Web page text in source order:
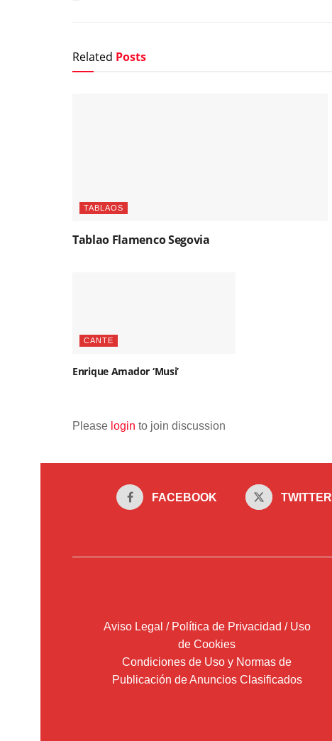
Related Posts
TABLAOS
Tablao Flamenco Segovia
CANTE
Enrique Amador ‘Musi’
Please login to join discussion
FACEBOOK TWITTER
Aviso Legal / Política de Privacidad / Uso
de Cookies
Condiciones de Uso y Normas de
Publicación de Anuncios Clasificados